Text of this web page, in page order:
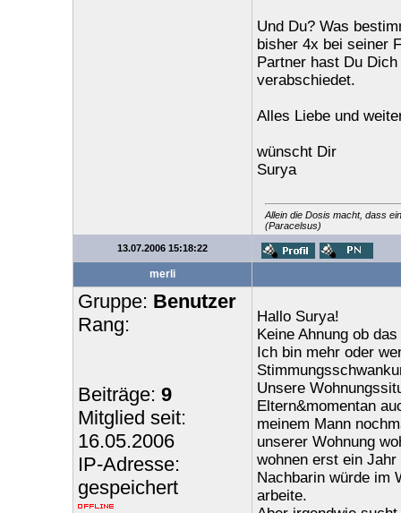
Und Du? Was
bisher 4x bei seiner
Partner hast Du
verabschiedet.
Alles Liebe und
wünscht Dir
Surya
Allein die Dosis macht, dass
(Paracelsus)
13.07.2006 15:18:22
merli
Gruppe: Benutzer
Rang:
Beiträge: 9
Mitglied seit:
16.05.2006
IP-Adresse:
gespeichert
Hallo Surya!
Keine Ahnung ob
Ich bin mehr oder
Unsere
Eltern&momentan
meinem Mann
unserer Wohnung
wohnen erst ein
Nachbarin würde im
arbeite.